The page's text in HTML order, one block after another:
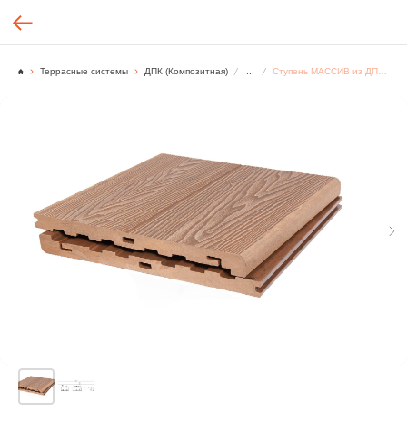
Террасные системы ДПК (Композитная)